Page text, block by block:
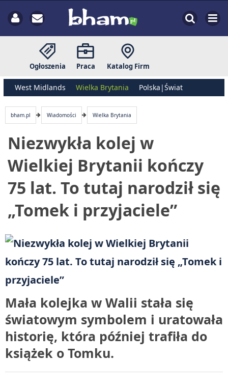
Ogłoszenia Praca Katalog Firm
West Midlands Wielka Brytania Polska|Świat
bham.pl Wiadomości Wielka Brytania
Niezwykła kolej w
Wielkiej Brytanii kończy
75 lat. To tutaj narodził się
„Tomek i przyjaciele”
Mała kolejka w Walii stała się
światowym symbolem i uratowała
historię, która później trafiła do
książek o Tomku.